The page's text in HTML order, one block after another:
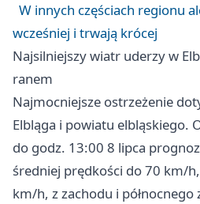
W innych częściach regionu
wcześniej i trwają krócej
Najsilniejszy wiatr uderzy w
ranem
Najmocniejsze ostrzeżenie
Elbląga i powiatu elbląskiego.
do godz. 13:00 8 lipca
średniej prędkości do 70 km/
km/h, z zachodu i